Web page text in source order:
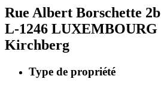
Rue Albert Borschette 2b
L-1246 LUXEMBOURG
Kirchberg
Type de propriété